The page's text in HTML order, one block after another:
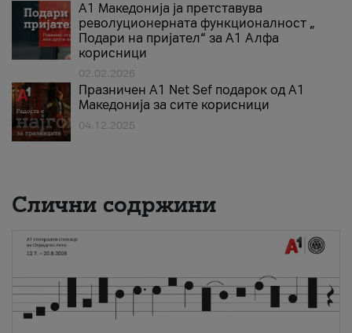
А1 Македонија ја претставува
револуционерната функционалност „
Подари на пријател“ за А1 Алфа
корисници
02.02.2026
Празничен A1 Net Sеf подарок од А1
Македонија за сите корисници
04.12.2025
Слични содржини